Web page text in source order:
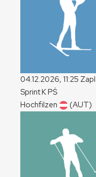
04.12.2026, 11:25
SprintKPŚ
Hochfilzen
(AUT)